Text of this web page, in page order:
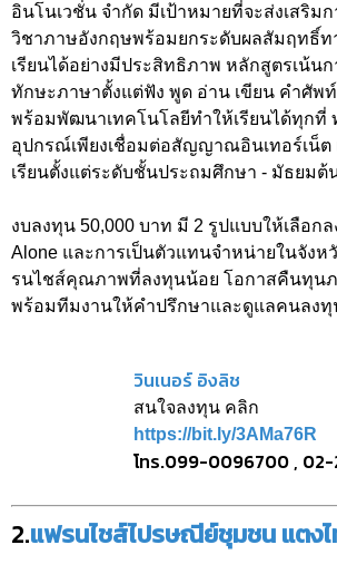
อินโนเวชั่น จำกัด มีเป้าหมายที่จะส่งเสริม
วิชาภาษอังกฤษพร้อมยกระดับผลสัมฤทธิ์ท
เรียนได้อย่างมีประสิทธิภาพ หลักสูตรเน้น
ทักษะภาษาตั้งแต่ฟัง พูด อ่าน เขียน คำศัพ
พร้อมพัฒนาเทคโนโลยีทำให้เรียนได้ทุกที่
อุปกรณ์เพียงเชื่อมต่อสัญญาณอินเทอร์เน็ต
เรียนตั้งแต่ระดับชั้นประถมศึกษา - มัธยมต้
งบลงทุน 50,000 บาท มี 2 รูปแบบให้เลือก
Alone และการเป็นตัวแทนจำหน่ายในจังห
รนไชส์คุณภาพที่ลงทุนน้อย โอกาสคืนทุนภ
พร้อมทีมงานให้คำปรึกษาและดูแลคนลงทุ
วินเนอร์ อิงลิช
สนใจลงทุน คลิก
https://bit.ly/3AMa76R
โทร.099-0096700 ,
2.แฟรนไชส์ไปรษณีย์ชุมชน แตง